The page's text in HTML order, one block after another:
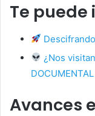
Te puede
¿Nos
Avances